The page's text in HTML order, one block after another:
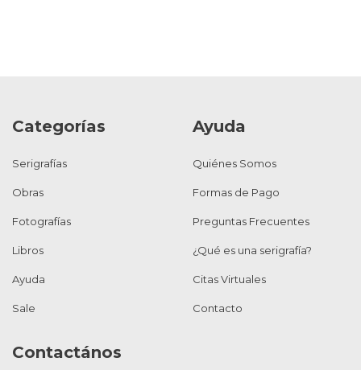
Categorías
Serigrafías
Obras
Fotografías
Libros
Ayuda
Sale
Ayuda
Quiénes Somos
Formas de Pago
Preguntas Frecuentes
¿Qué es una serigrafía?
Citas Virtuales
Contacto
Contactános